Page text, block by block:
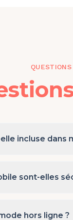
incluse dans
sont-elles
hors ligne ?